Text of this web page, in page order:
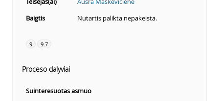
Baigtis
Nutartis palikta nepakeista.
9 9.7
Proceso dalyviai
Suinteresuotas asmuo